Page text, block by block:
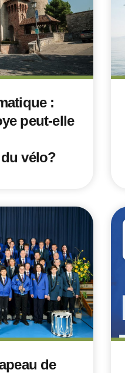
:
peut-elle
vélo?
de